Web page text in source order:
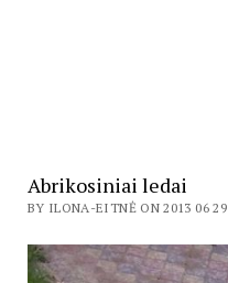
Abrikosiniai ledai
BY ILONA-EITNĖ ON 2013 06 29